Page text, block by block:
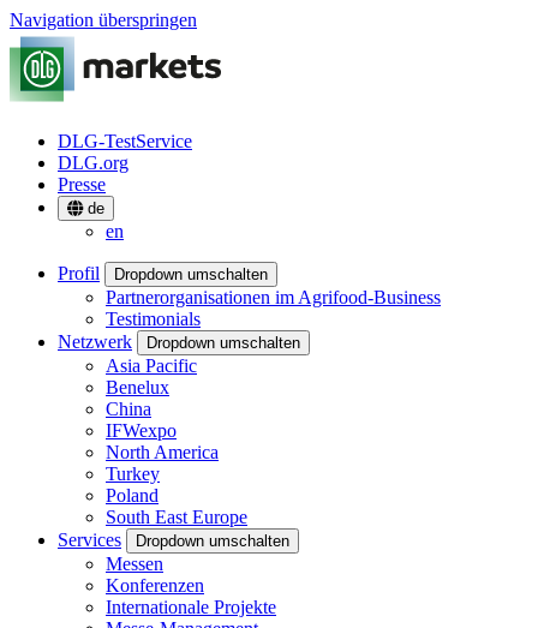
Navigation überspringen
DLG-TestService
DLG.org
Presse
de
en
Profil Dropdown umschalten
Partnerorganisationen im Agrifood-Business
Testimonials
Netzwerk
Dropdown umschalten
Asia Pacific
Benelux
China
IFWexpo
North America
Turkey
Poland
South East Europe
Services
Dropdown umschalten
Messen
Konferenzen
Internationale Projekte